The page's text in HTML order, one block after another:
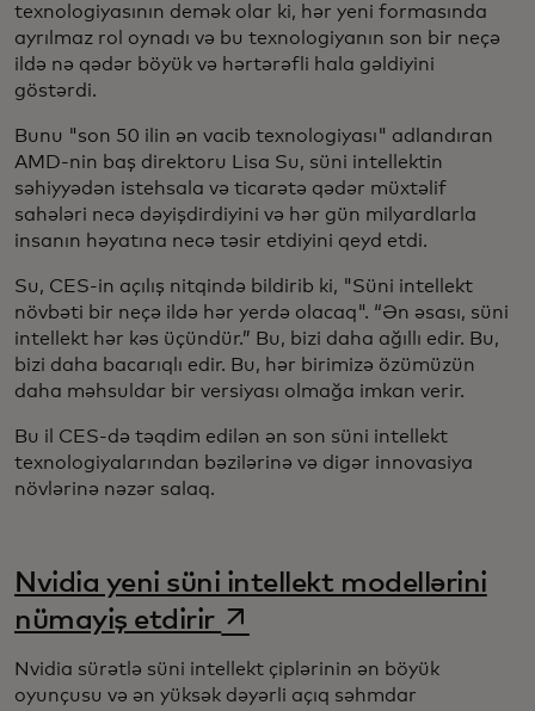
texnologiyasının demək olar ki, hər yeni formasında
ayrılmaz rol oynadı və bu texnologiyanın son bir neçə
ildə nə qədər böyük və hərtərəfli hala gəldiyini
göstərdi.
Bunu "son 50 ilin ən vacib texnologiyası" adlandıran
AMD-nin baş direktoru Lisa Su, süni intellektin
səhiyyədən istehsala və ticarətə qədər müxtəlif
sahələri necə dəyişdirdiyini və hər gün milyardlarla
insanın həyatına necə təsir etdiyini qeyd etdi.
Su, CES-in açılış nitqində bildirib ki, "Süni intellekt
növbəti bir neçə ildə hər yerdə olacaq". “Ən əsası, süni
intellekt hər kəs üçündür.” Bu, bizi daha ağıllı edir. Bu,
bizi daha bacarıqlı edir. Bu, hər birimizə özümüzün
daha məhsuldar bir versiyası olmağa imkan verir.
Bu il CES-də təqdim edilən ən son süni intellekt
texnologiyalarından bəzilərinə və digər innovasiya
növlərinə nəzər salaq.
Nvidia yeni süni intellekt modellərini
nümayiş etdirir opens in a new tab
Nvidia sürətlə süni intellekt çiplərinin ən böyük
oyunçusu və ən yüksək dəyərli açıq səhmdar